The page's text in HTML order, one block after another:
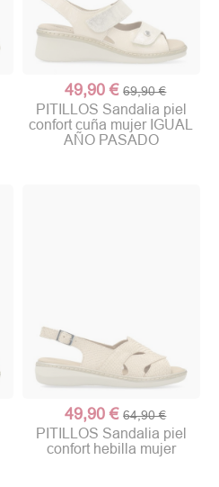
49,90 € 69,90 €
PITILLOS Sandalia piel
confort cuña mujer IGUAL
AÑO PASADO
49,90 € 64,90 €
PITILLOS Sandalia piel
confort hebilla mujer